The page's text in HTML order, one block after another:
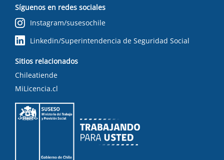
Síguenos en redes sociales
Instagram/susesochile
Linkedin/Superintendencia de Seguridad Social
Sitios relacionados
Chileatiende
MiLicencia.cl